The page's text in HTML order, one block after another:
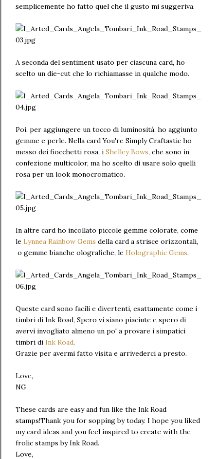
semplicemente ho fatto quel che il gusto mi suggeriva.
A seconda del sentiment usato per ciascuna card, ho
scelto un die-cut che lo richiamasse in qualche modo.
Poi, per aggiungere un tocco di luminosità, ho aggiunto
gemme e perle. Nella card You're Simply Craftastic ho
messo dei fiocchetti rosa, i Shelley Bows, che sono in
confezione multicolor, ma ho scelto di usare solo quelli
rosa per un look monocromatico.
In altre card ho incollato piccole gemme colorate, come
le Lynnea Rainbow Gems della card a strisce orizzontali,
o gemme bianche olografiche, le Holographic Gems.
Queste card sono facili e divertenti, esattamente come i
timbri di Ink Road, Spero vi siano piaciute e spero di
avervi invogliato almeno un po' a provare i simpatici
timbri di Ink Road.
Grazie per avermi fatto visita e arrivederci a presto.
Love,
NG
These cards are easy and fun like the Ink Road
stamps!Thank you for sopping by today. I hope you liked
my card ideas and you feel inspired to create with the
frolic stamps by Ink Road.
Love,